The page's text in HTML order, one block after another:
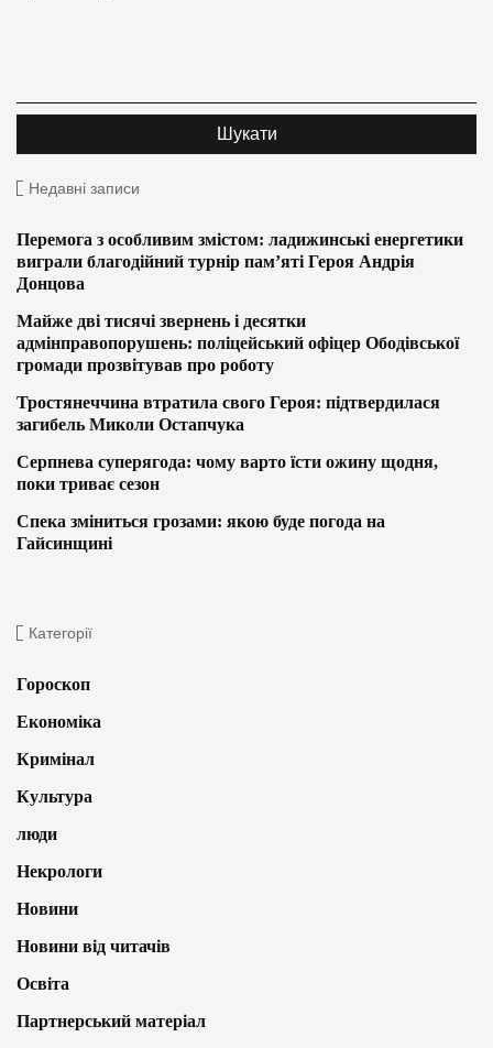
Недавні записи
Перемога з особливим змістом: ладижинські енергетики
виграли благодійний турнір пам’яті Героя Андрія
Донцова
Майже дві тисячі звернень і десятки
адмінправопорушень: поліцейський офіцер Ободівської
громади прозвітував про роботу
Тростянеччина втратила свого Героя: підтвердилася
загибель Миколи Остапчука
Серпнева суперягода: чому варто їсти ожину щодня,
поки триває сезон
Спека зміниться грозами: якою буде погода на
Гайсинщині
Категорії
Гороскоп
Економіка
Кримінал
Культура
люди
Некрологи
Новини
Новини від читачів
Освіта
Партнерський матеріал